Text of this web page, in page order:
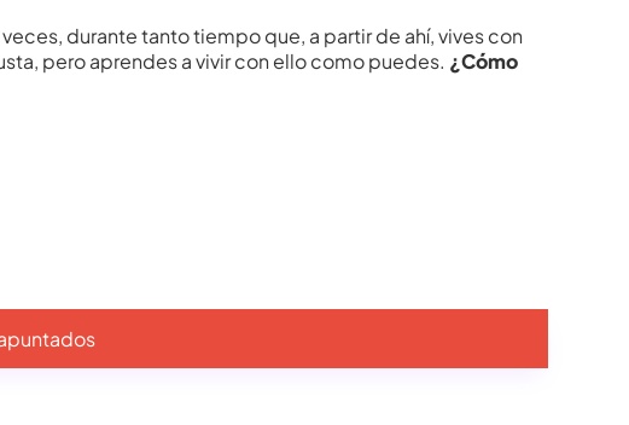
durante tanto tiempo que, a partir de ahí, vives con
pero aprendes a vivir con ello como puedes. ¿Cómo